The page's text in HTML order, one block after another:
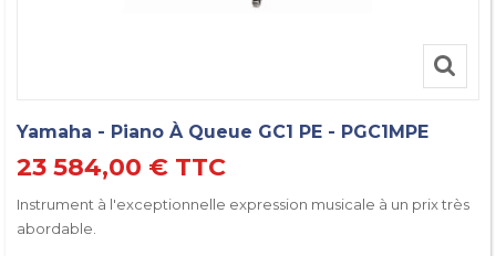
Yamaha - Piano À Queue GC1 PE - PGC1MPE
23 584,00 € TTC
Instrument à l'exceptionnelle expression musicale à un prix très
abordable.